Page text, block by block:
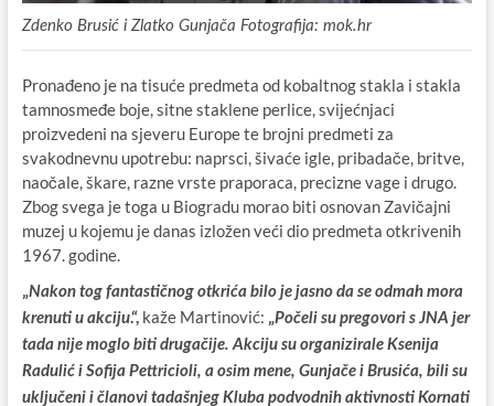
Zdenko Brusić i Zlatko Gunjača Fotografija: mok.hr
Pronađeno je na tisuće predmeta od kobaltnog stakla i stakla
tamnosmeđe boje, sitne staklene perlice, svijećnjaci
proizvedeni na sjeveru Europe te brojni predmeti za
svakodnevnu upotrebu: naprsci, šivaće igle, pribadače, britve,
naočale, škare, razne vrste praporaca, precizne vage i drugo.
Zbog svega je toga u Biogradu morao biti osnovan Zavičajni
muzej u kojemu je danas izložen veći dio predmeta otkrivenih
1967. godine.
„Nakon tog fantastičnog otkrića bilo je jasno da se odmah mora
krenuti u akciju.“,kaže Martinović: „Počeli su pregovori s JNA jer
tada nije moglo biti drugačije. Akciju su organizirale Ksenija
Radulić i Sofija Pettricioli, a osim mene, Gunjače i Brusića, bili su
uključeni i članovi tadašnjeg Kluba podvodnih aktivnosti Kornati